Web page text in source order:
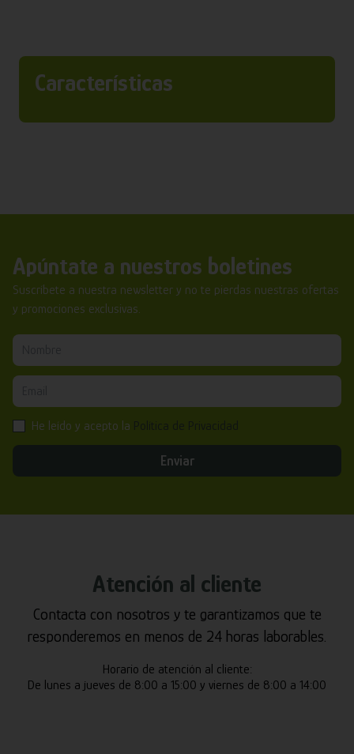
Características
Apúntate a nuestros boletines
Suscríbete a nuestra newsletter y no te pierdas nuestras ofertas
y promociones exclusivas.
He leído y acepto la
Enviar
Atención al cliente
Contacta con nosotros y te garantizamos que te
responderemos en menos de 24 horas laborables.
Horario de atención al cliente:
De lunes a jueves de 8:00 a 15:00 y viernes de 8:00 a 14:00